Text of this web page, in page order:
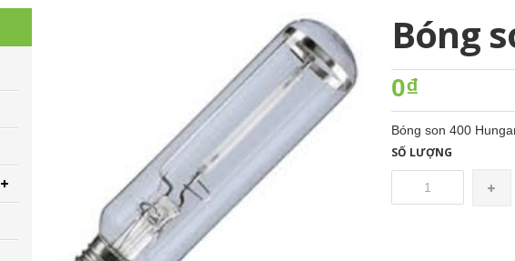
Bóng
0₫
Bóng son 400
SỐ LƯỢNG